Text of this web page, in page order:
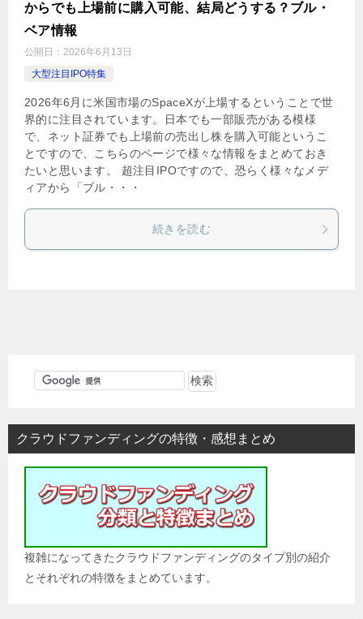
からでも上場前に購入可能、結局どうする？ブル・
ベア情報
公開日： 2026年6月13日
大型注目IPO特集
2026年6月に米国市場のSpaceXが上場するということで世
界的に注目されています。日本でも一部販売がある模様
で、ネット証券でも上場前の売出し株を購入可能というこ
とですので、こちらのページで様々な情報をまとめておき
たいと思います。 超注目IPOですので、恐らく様々なメデ
ィアから「ブル・・・
続きを読む
クラウドファンディングの特徴・感想まとめ
複雑になってきたクラウドファンディングのタイプ別の紹介
とそれぞれの特徴をまとめています。